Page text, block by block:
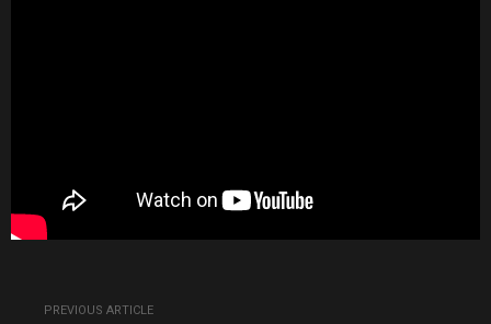
PREVIOUS ARTICLE